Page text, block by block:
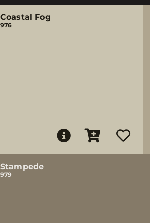
Coastal Fog
976
Stampede
979